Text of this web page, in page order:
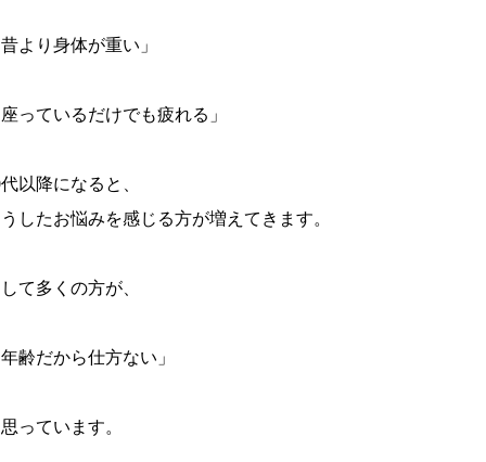
より身体が重い」
っているだけでも疲れる」
以降になると、
したお悩みを感じる方が増えてきます。
て多くの方が、
齢だから仕方ない」
っています。